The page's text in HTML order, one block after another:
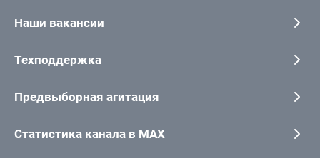
Наши вакансии
Техподдержка
Предвыборная агитация
Статистика канала в MAX